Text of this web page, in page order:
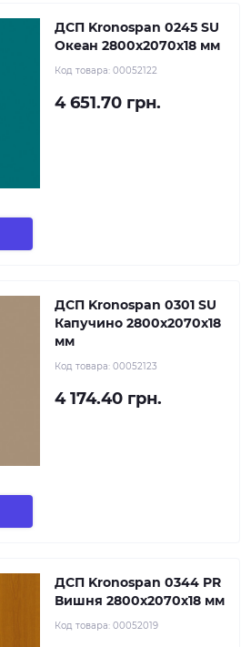
ДСП Kronospan 0245 SU
Океан 2800x2070х18 мм
Код товара: 00052122
4 651.70 грн.
ДСП Kronospan 0301 SU
Капучино 2800x2070x18
мм
Код товара: 00052123
4 174.40 грн.
ДСП Kronospan 0344 PR
Вишня 2800x2070x18 мм
Код товара: 00052019